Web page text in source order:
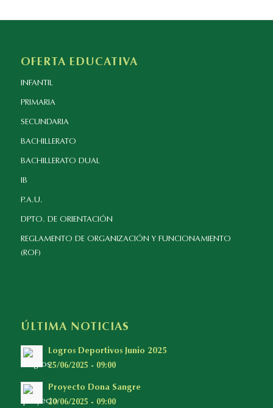
OFERTA EDUCATIVA
INFANTIL
PRIMARIA
SECUNDARIA
BACHILLERATO
BACHILLERATO DUAL
IB
P.A.U.
DPTO. DE ORIENTACIÓN
REGLAMENTO DE ORGANIZACIÓN Y FUNCIONAMIENTO
(ROF)
ÚLTIMA NOTICIAS
Logros Deportivos Junio 2025
25/06/2025 - 09:00
Proyecto Dona Sangre
20/06/2025 - 09:00